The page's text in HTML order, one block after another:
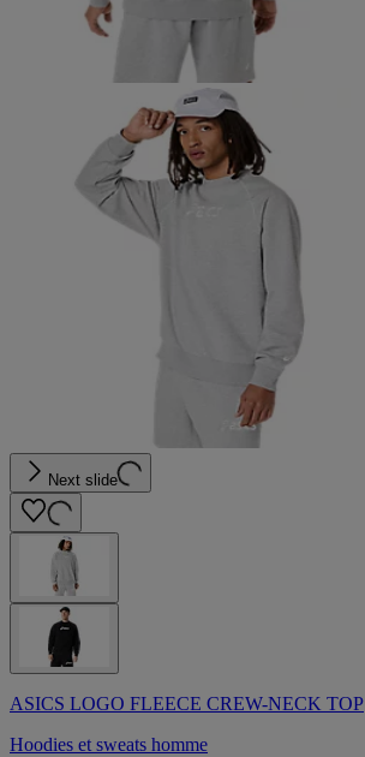
Next slide
ASICS LOGO FLEECE CREW-NECK TOP
Hoodies et sweats homme